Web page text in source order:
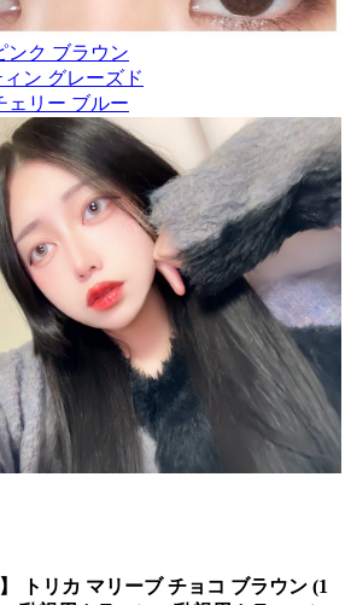
トリカ マリーブ チョコ ブラウン (1